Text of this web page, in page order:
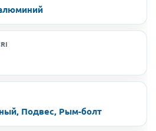
Подвес, Рым-болт